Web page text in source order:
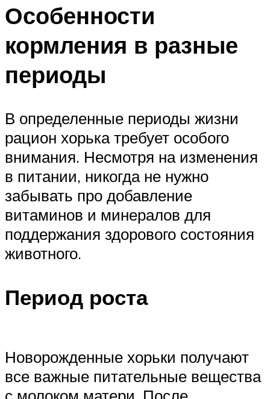
Особенности
кормления в разные
периоды
В определенные периоды жизни
рацион хорька требует особого
внимания. Несмотря на изменения
в питании, никогда не нужно
забывать про добавление
витаминов и минералов для
поддержания здорового состояния
животного.
Период роста
Новорожденные хорьки получают
все важные питательные вещества